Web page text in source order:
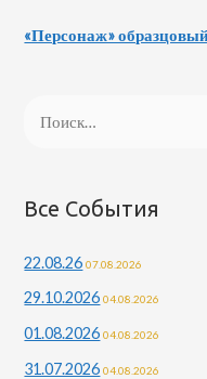
«Персонаж»
Все События
22.08.26 07.08.2026
29.10.2026 04.08.2026
01.08.2026 04.08.2026
31.07.2026 04.08.2026